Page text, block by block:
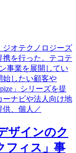
ジオテクノロジーズ
を行った。テコテ
事業を展開してい
始したい顧客や
」シリーズを提
ーナビや法人向け地
供、個人／
ザインのク
フィス」事